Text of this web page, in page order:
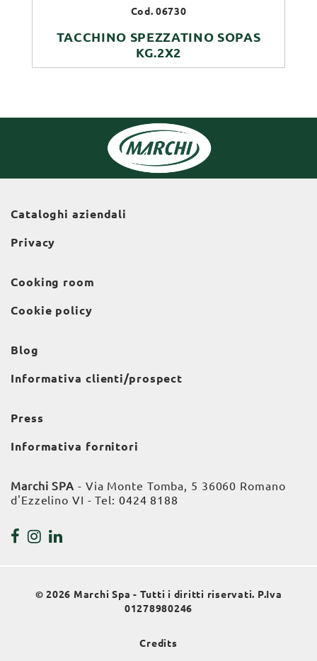
Cod. 06730
TACCHINO SPEZZATINO SOPAS
KG.2X2
Cataloghi aziendali
Privacy
Cooking room
Cookie policy
Blog
Informativa clienti/prospect
Press
Informativa fornitori
Marchi SPA - Via Monte Tomba, 5 36060 Romano
d'Ezzelino VI - Tel: 0424 8188
© 2026 Marchi Spa - Tutti i diritti riservati. P.Iva
01278980246
Credits